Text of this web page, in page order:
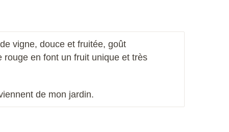
vigne, douce et fruitée, goût
rouge en font un fruit unique et très
de mon jardin.